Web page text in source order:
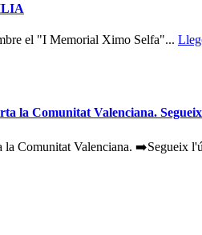
el "I Memorial Ximo Selfa"...
la Comunitat Valenciana.
la Comunitat Valenciana. ➡️Segueix